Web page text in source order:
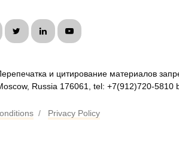
и цитирование материалов
Russia 176061, tel: +7(912)720-5810
/ Privacy Policy